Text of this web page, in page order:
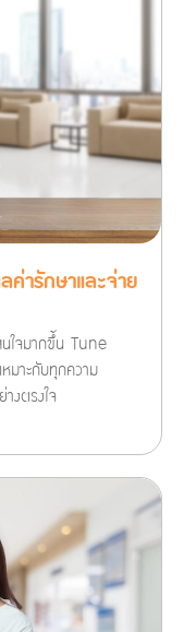
ารักษาและจ่าย
นใจมากขึ้น Tune
มาะกับทุกความ
งตรงใจ